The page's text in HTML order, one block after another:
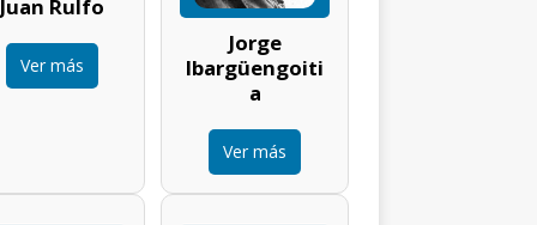
Juan Rulfo
Ver más
Jorge
Ibargüengoiti
a
Ver más